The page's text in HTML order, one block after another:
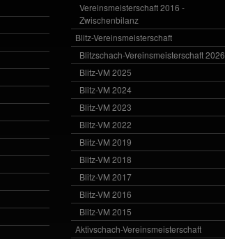
Vereinsmeisterschaft 2016 -
Zwischenbilanz
Blitz-Vereinsmeisterschaft
Blitzschach-Vereinsmeisterschaft 2026
Blitz-VM 2025
Blitz-VM 2024
Blitz-VM 2023
Blitz-VM 2022
Blitz-VM 2019
Blitz-VM 2018
Blitz-VM 2017
Blitz-VM 2016
Blitz-VM 2015
Aktivschach-Vereinsmeisterschaft